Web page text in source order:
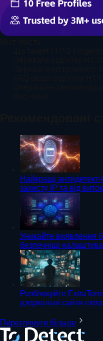
Найкращі
захисту IP та від
Уникайте виявлення
безпечніші
Розблокуйте
дзеркальні сайти
Переглянути більше